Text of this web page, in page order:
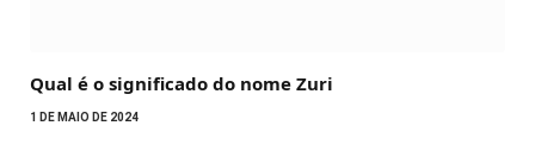
Qual é o significado do nome Zuri
1 DE MAIO DE 2024